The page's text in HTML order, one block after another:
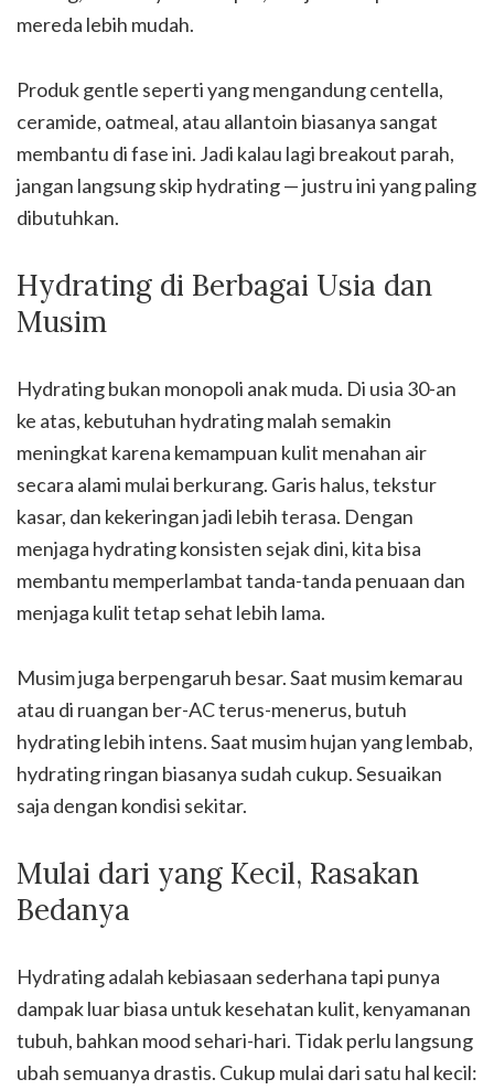
mereda lebih mudah.
Produk gentle seperti yang mengandung centella,
ceramide, oatmeal, atau allantoin biasanya sangat
membantu di fase ini. Jadi kalau lagi breakout parah,
jangan langsung skip hydrating — justru ini yang paling
dibutuhkan.
Hydrating di Berbagai Usia dan
Musim
Hydrating bukan monopoli anak muda. Di usia 30-an
ke atas, kebutuhan hydrating malah semakin
meningkat karena kemampuan kulit menahan air
secara alami mulai berkurang. Garis halus, tekstur
kasar, dan kekeringan jadi lebih terasa. Dengan
menjaga hydrating konsisten sejak dini, kita bisa
membantu memperlambat tanda-tanda penuaan dan
menjaga kulit tetap sehat lebih lama.
Musim juga berpengaruh besar. Saat musim kemarau
atau di ruangan ber-AC terus-menerus, butuh
hydrating lebih intens. Saat musim hujan yang lembab,
hydrating ringan biasanya sudah cukup. Sesuaikan
saja dengan kondisi sekitar.
Mulai dari yang Kecil, Rasakan
Bedanya
Hydrating adalah kebiasaan sederhana tapi punya
dampak luar biasa untuk kesehatan kulit, kenyamanan
tubuh, bahkan mood sehari-hari. Tidak perlu langsung
ubah semuanya drastis. Cukup mulai dari satu hal kecil: